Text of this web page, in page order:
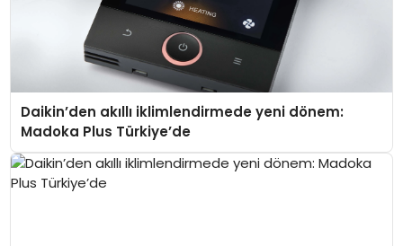
Daikin’den akıllı iklimlendirmede yeni dönem:
Madoka Plus Türkiye’de